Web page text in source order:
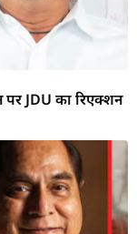
पर JDU का रिएक्शन